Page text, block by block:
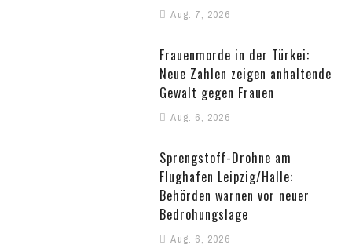
Aug. 7, 2026
Frauenmorde in der Türkei:
Neue Zahlen zeigen anhaltende
Gewalt gegen Frauen
Aug. 6, 2026
Sprengstoff-Drohne am
Flughafen Leipzig/Halle:
Behörden warnen vor neuer
Bedrohungslage
Aug. 6, 2026